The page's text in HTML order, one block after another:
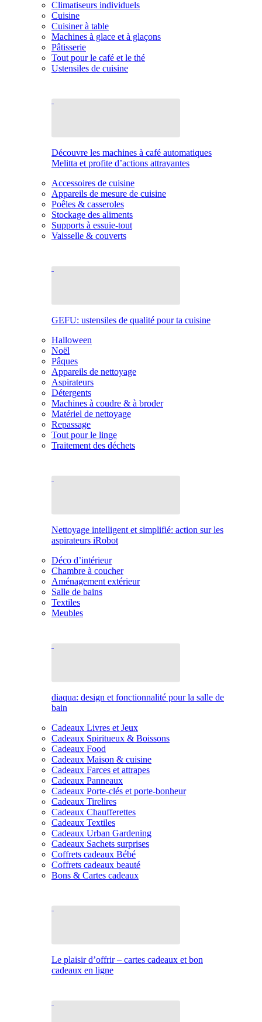
Climatiseurs individuels
Cuisine
Cuisiner à table
Machines à glace et à glaçons
Pâtisserie
Tout pour le café et le thé
Ustensiles de cuisine
Découvre les machines à café automatiques
Melitta et profite d’actions attrayantes
Accessoires de cuisine
Appareils de mesure de cuisine
Poêles & casseroles
Stockage des aliments
Supports à essuie-tout
Vaisselle & couverts
GEFU: ustensiles de qualité pour ta cuisine
Halloween
Noël
Pâques
Appareils de nettoyage
Aspirateurs
Détergents
Machines à coudre & à broder
Matériel de nettoyage
Repassage
Tout pour le linge
Traitement des déchets
Nettoyage intelligent et simplifié: action sur les
aspirateurs iRobot
Déco d’intérieur
Chambre à coucher
Aménagement extérieur
Salle de bains
Textiles
Meubles
diaqua: design et fonctionnalité pour la salle de
bain
Cadeaux Livres et Jeux
Cadeaux Spiritueux & Boissons
Cadeaux Food
Cadeaux Maison & cuisine
Cadeaux Farces et attrapes
Cadeaux Panneaux
Cadeaux Porte-clés et porte-bonheur
Cadeaux Tirelires
Cadeaux Chaufferettes
Cadeaux Textiles
Cadeaux Urban Gardening
Cadeaux Sachets surprises
Coffrets cadeaux Bébé
Coffrets cadeaux beauté
Bons & Cartes cadeaux
Le plaisir d’offrir – cartes cadeaux et bon
cadeaux en ligne